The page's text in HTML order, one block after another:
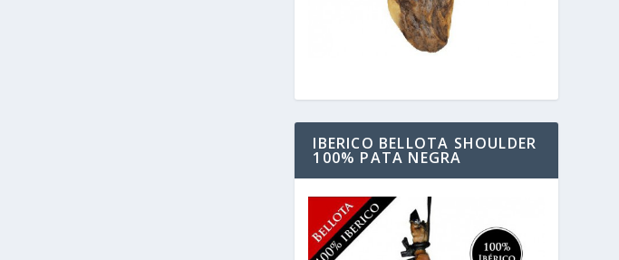
IBERICO BELLOTA SHOULDER
100% PATA NEGRA